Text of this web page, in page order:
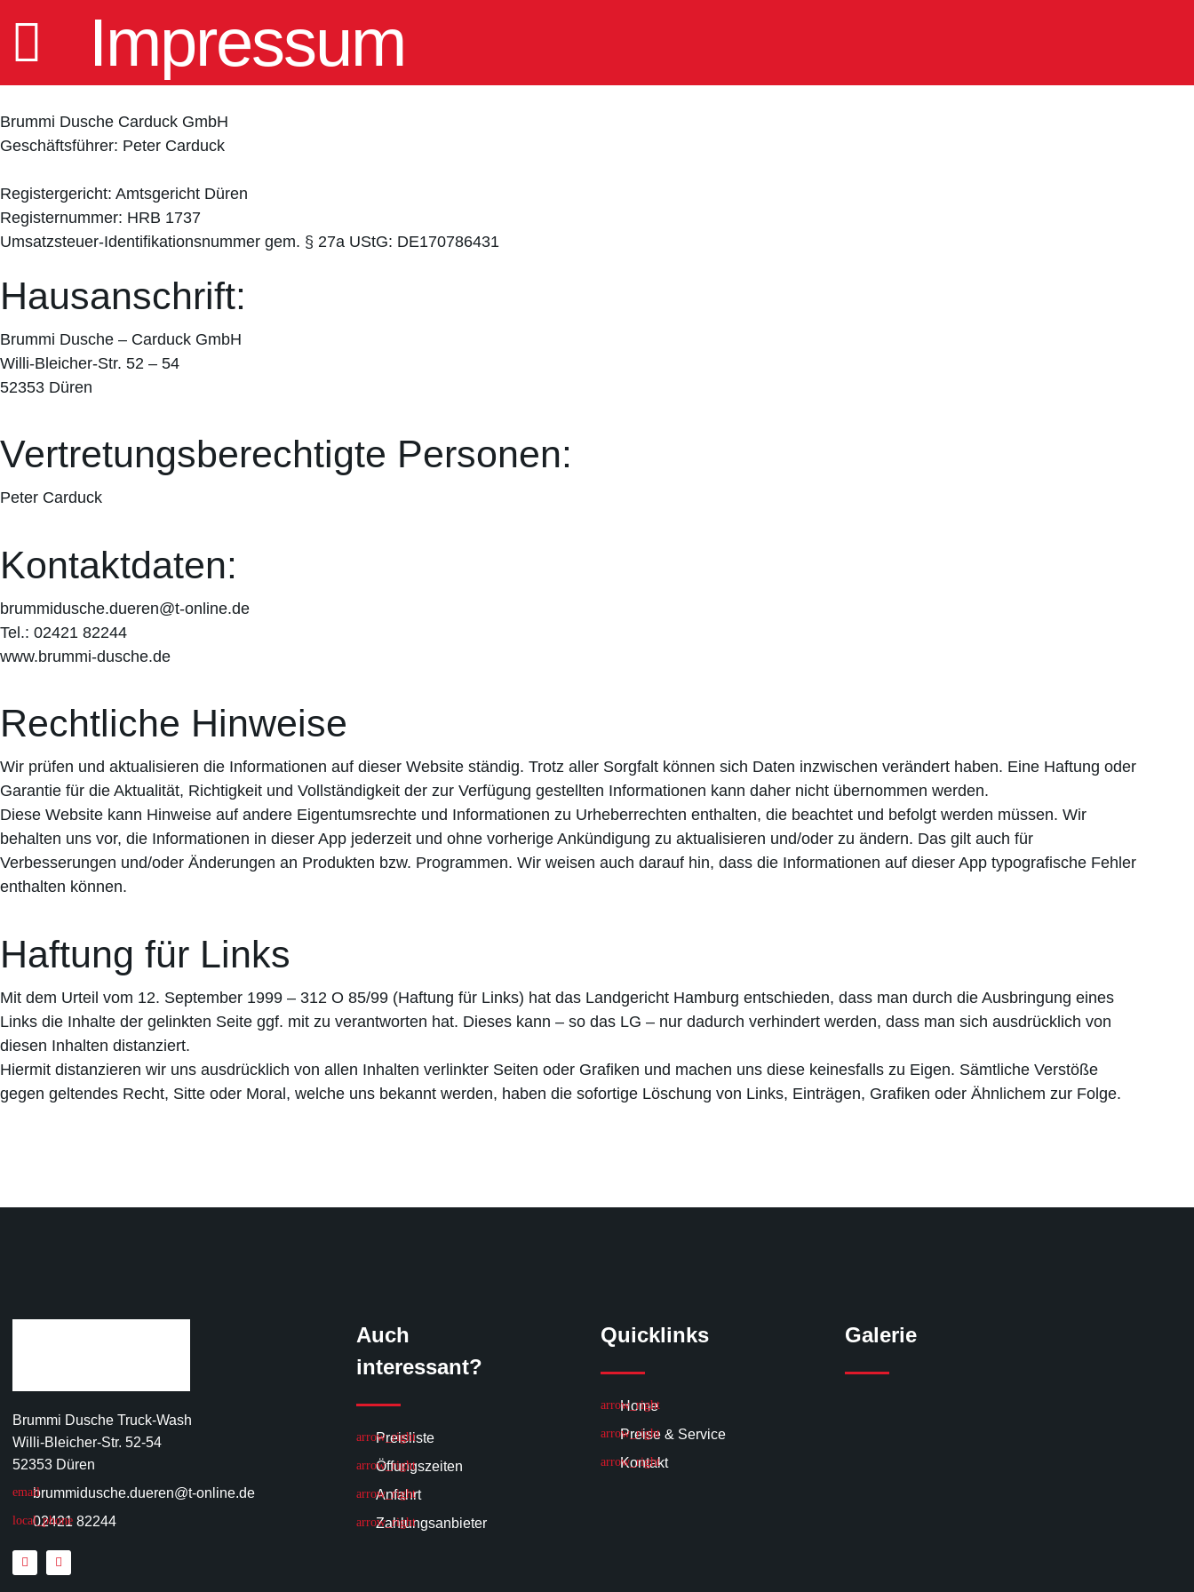
Impressum
Brummi Dusche Carduck GmbH
Geschäftsführer: Peter Carduck
Registergericht: Amtsgericht Düren
Registernummer: HRB 1737
Umsatzsteuer-Identifikationsnummer gem. § 27a UStG: DE170786431
Hausanschrift:
Brummi Dusche – Carduck GmbH
Willi-Bleicher-Str. 52 – 54
52353 Düren
Vertretungsberechtigte Personen:
Peter Carduck
Kontaktdaten:
brummidusche.dueren@t-online.de
Tel.: 02421 82244
www.brummi-dusche.de
Rechtliche Hinweise
Wir prüfen und aktualisieren die Informationen auf dieser Website ständig. Trotz aller Sorgfalt können sich Daten inzwischen verändert haben. Eine Haftung oder
Garantie für die Aktualität, Richtigkeit und Vollständigkeit der zur Verfügung gestellten Informationen kann daher nicht übernommen werden.
Diese Website kann Hinweise auf andere Eigentumsrechte und Informationen zu Urheberrechten enthalten, die beachtet und befolgt werden müssen. Wir
behalten uns vor, die Informationen in dieser App jederzeit und ohne vorherige Ankündigung zu aktualisieren und/oder zu ändern. Das gilt auch für
Verbesserungen und/oder Änderungen an Produkten bzw. Programmen. Wir weisen auch darauf hin, dass die Informationen auf dieser App typografische Fehler
enthalten können.
Haftung für Links
Mit dem Urteil vom 12. September 1999 – 312 O 85/99 (Haftung für Links) hat das Landgericht Hamburg entschieden, dass man durch die Ausbringung eines
Links die Inhalte der gelinkten Seite ggf. mit zu verantworten hat. Dieses kann – so das LG – nur dadurch verhindert werden, dass man sich ausdrücklich von
diesen Inhalten distanziert.
Hiermit distanzieren wir uns ausdrücklich von allen Inhalten verlinkter Seiten oder Grafiken und machen uns diese keinesfalls zu Eigen. Sämtliche Verstöße
gegen geltendes Recht, Sitte oder Moral, welche uns bekannt werden, haben die sofortige Löschung von Links, Einträgen, Grafiken oder Ähnlichem zur Folge.
Brummi Dusche Truck-Wash
Willi-Bleicher-Str. 52-54
52353 Düren
brummidusche.dueren@t-online.de
02421 82244
Auch
interessant?
Preisliste
Öffungszeiten
Anfahrt
Zahlungsanbieter
Quicklinks
Home
Preise & Service
Kontakt
Galerie